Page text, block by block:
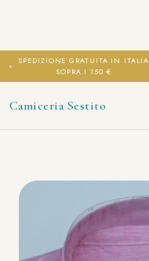
SPEDIZIONE GRATUITA IN ITALIA
SOPRA I 150 €
Camiceria Sestito